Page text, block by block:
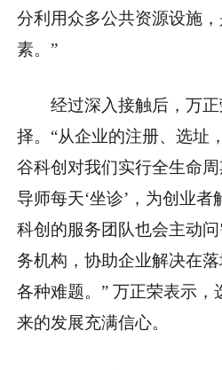
分利用众多公共资源设施
素。”
经过深入接触后，万
择。“从企业的注册、选址
谷科创对我们实行全生命
导师每天‘坐诊’，为创业者
科创的服务团队也会主动
务机构，协助企业解决在
各种难题。” 万正荣表示，
来的发展充满信心。